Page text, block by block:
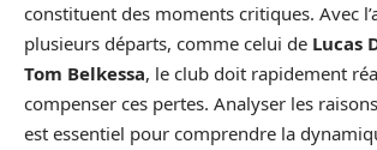
constituent des moments critiques. Avec
plusieurs départs, comme celui de Lucas
Tom Belkessa, le club doit rapidement
compenser ces pertes. Analyser les
est essentiel pour comprendre la